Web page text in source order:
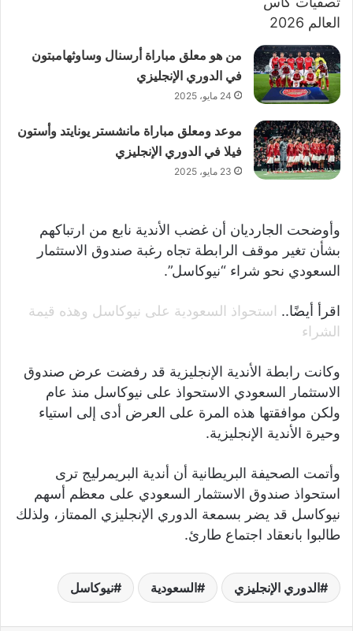
من هو معلق مباراة أرسنال وساوثهامبتون
في الدوري الإنجليزي
24 مايو، 2025
موعد ومعلق مباراة مانشستر يونايتد وأستون
فيلا في الدوري الإنجليزي
23 مايو، 2025
وأوضحت الجارديان أن غضب الأندية نابع من ارتباكهم
بشأن تغير موقف الرابطة تجاه رغبة صندوق الاستثمار
السعودي نحو شراء “نيوكاسل”.
اقرأ أيضًا.. استحواذ السعودية على نيوكاسل وهذه قيمة
الشراء
وكانت رابطة الأندية الإنجليزية قد رفضت عرض صندوق
الاستثمار السعودي الاستحواذ على نيوكاسل منذ عام
ولكن موافقتها هذه المرة على العرض أدى إلى استياء
وحيرة الأندية الإنجليزية.
وأتمت الصحيفة البريطانية أن أندية البريمرليج ترى
استحواذ صندوق الاستثمار السعودي على معظم أسهم
نيوكاسل قد يضر بسمعة الدوري الإنجليزي الممتاز، ولذلك
طالبوا بانعقاد اجتماع طارئ.
الدوري الإنجليزي السعودية نيوكاسل